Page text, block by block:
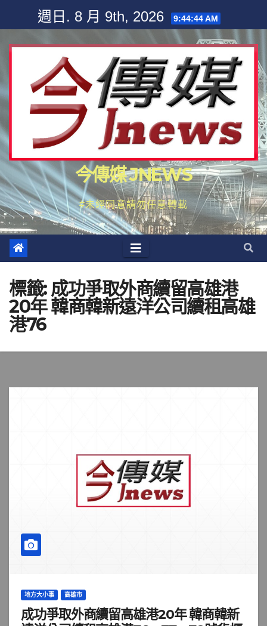
content
週日. 8 月 9th, 2026 9:44:45 AM
今傳媒 JNEWS
#未經同意請勿任意轉載
標籤:成功爭取外商續留高雄港
20年 韓商韓新遠洋公司續租高雄
港76
地方大小事 高雄市
成功爭取外商續留高雄港20年 韓商韓新